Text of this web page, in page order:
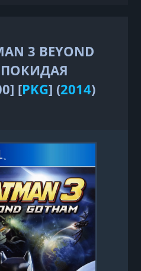
3 BEYOND
ПОКИДАЯ
[PKG] (2014)